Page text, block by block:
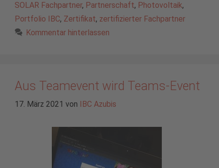
SOLAR Fachpartner, Partnerschaft, Photovoltaik,
Portfolio IBC, Zertifikat, zertifizierter Fachpartner
Kommentar hinterlassen
Aus Teamevent wird Teams-Event
17. März 2021 von IBC Azubis